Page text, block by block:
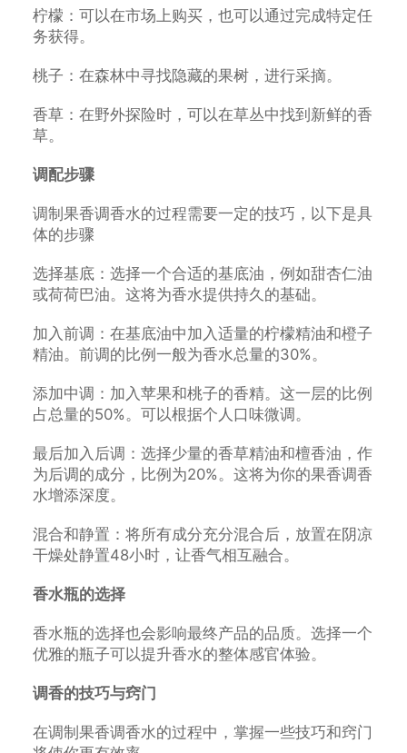
柠檬：可以在市场上购买，也可以通过完成特定任
务获得。
桃子：在森林中寻找隐藏的果树，进行采摘。
香草：在野外探险时，可以在草丛中找到新鲜的香
草。
调配步骤
调制果香调香水的过程需要一定的技巧，以下是具
体的步骤
选择基底：选择一个合适的基底油，例如甜杏仁油
或荷荷巴油。这将为香水提供持久的基础。
加入前调：在基底油中加入适量的柠檬精油和橙子
精油。前调的比例一般为香水总量的30%。
添加中调：加入苹果和桃子的香精。这一层的比例
占总量的50%。可以根据个人口味微调。
最后加入后调：选择少量的香草精油和檀香油，作
为后调的成分，比例为20%。这将为你的果香调香
水增添深度。
混合和静置：将所有成分充分混合后，放置在阴凉
干燥处静置48小时，让香气相互融合。
香水瓶的选择
香水瓶的选择也会影响最终产品的品质。选择一个
优雅的瓶子可以提升香水的整体感官体验。
调香的技巧与窍门
在调制果香调香水的过程中，掌握一些技巧和窍门